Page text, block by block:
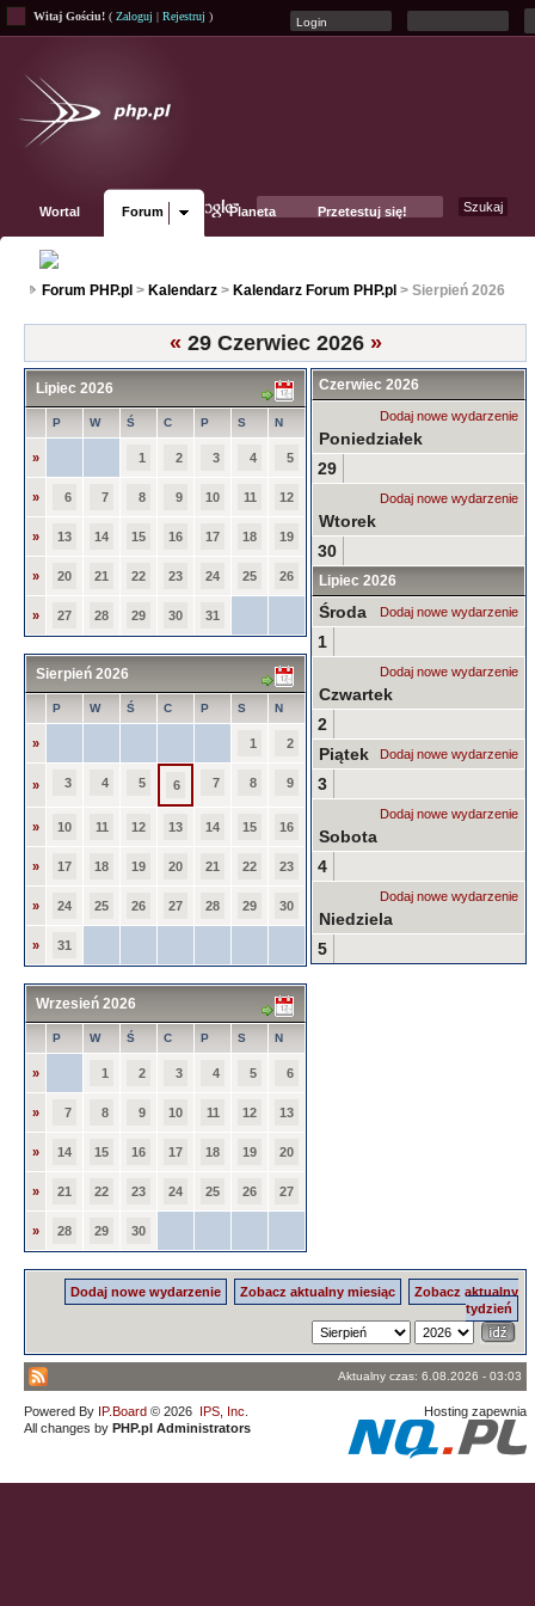
Witaj Gościu! ( Zaloguj | Rejestruj )
Wortal Forum Planeta Przetestuj się!
Forum PHP.pl > Kalendarz > Kalendarz Forum PHP.pl > Sierpień 2026
« 29 Czerwiec 2026 »
Lipiec 2026
P W Ś C P S N
» 1 2 3 4 5
» 6 7 8 9 10 11 12
» 13 14 15 16 17 18 19
» 20 21 22 23 24 25 26
» 27 28 29 30 31
Sierpień 2026
P W Ś C P S N
» 1 2
» 3 4 5 6 7 8 9
» 10 11 12 13 14 15 16
» 17 18 19 20 21 22 23
» 24 25 26 27 28 29 30
» 31
Wrzesień 2026
P W Ś C P S N
» 1 2 3 4 5 6
» 7 8 9 10 11 12 13
» 14 15 16 17 18 19 20
» 21 22 23 24 25 26 27
» 28 29 30
Czerwiec 2026
Dodaj nowe wydarzenie
Poniedziałek
29
Dodaj nowe wydarzenie
Wtorek
30
Lipiec 2026
Dodaj nowe wydarzenie
Środa
1
Dodaj nowe wydarzenie
Czwartek
2
Dodaj nowe wydarzenie
Piątek
3
Dodaj nowe wydarzenie
Sobota
4
Dodaj nowe wydarzenie
Niedziela
5
Dodaj nowe wydarzenie Zobacz aktualny miesiąc
Zobacz aktualny
tydzień
Aktualny czas: 6.08.2026 - 03:03
Powered By IP.Board © 2026 IPS, Inc
All changes by PHP.pl Administrators
Hosting zapewnia